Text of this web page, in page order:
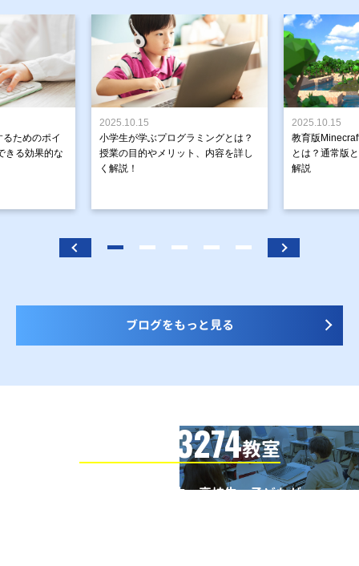
ためのポイ
きる効果的な
2025.10.15
小学生が学ぶプログラミングとは？
授業の目的やメリット、内容を詳し
く解説！
2025.10.15
教育版
とは？通常版
解説
ブログをもっと見る
3274教室
全国の小学生・中学生・高校生・子どもが